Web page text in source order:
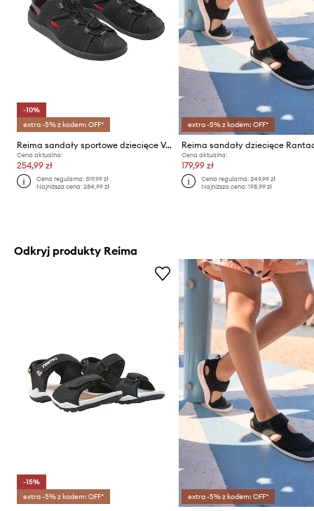
-10%
extra -5% z kodem: OFF*
Reima sandały sportowe dziecięce Valoa
Cena aktualna:
254,99 zł
Cena regularna:319,99 zł
Najniższa cena:284,99 zł
extra -5% z kodem: OFF*
Reima sandały dziecięce
Cena aktualna:
179,99 zł
Cena regularna: 249,99 zł
Najniższa cena: 198,99 zł
Odkryj produkty Reima
-15%
extra -5% z kodem: OFF*
extra -5% z kodem: OFF*